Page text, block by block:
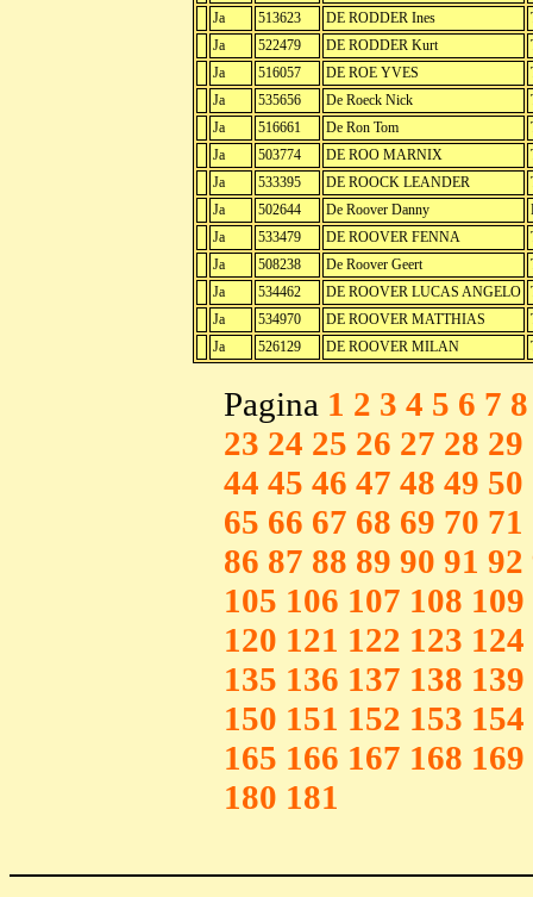
Ja
513623 DE RODDER Ines
Ja
522479 DE RODDER Kurt
Ja
516057 DE ROE YVES
Ja
535656 De Roeck Nick
Ja
516661 De Ron Tom
Ja
503774 DE ROO MARNIX
Ja
533395 DE ROOCK LEANDER
Ja
502644 De Roover Danny
Ja
533479 DE ROOVER FENNA
Ja
508238 De Roover Geert
Ja
534462 DE ROOVER LUCAS ANGELO
Ja
534970 DE ROOVER MATTHIAS
Ja
526129 DE ROOVER MILAN
Pagina 1 2 3 4 5 6 7 8
23 24 25 26 27 28 29
44 45 46 47 48 49 50
65 66 67 68 69 70 71
86 87 88 89 90 91 92
105 106 107 108 109
120 121 122 123 124
135 136 137 138 139
150 151 152 153 154
165 166 167 168 169
180 181